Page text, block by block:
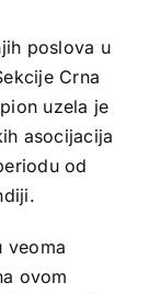
poslova u
Crna
uzela je
asocijacija
od
veoma
ovom